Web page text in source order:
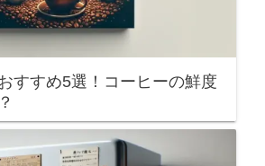
すすめ5選！コーヒーの鮮度